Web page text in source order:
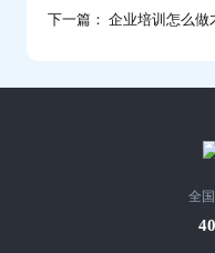
下一篇： 企业培训怎么
全